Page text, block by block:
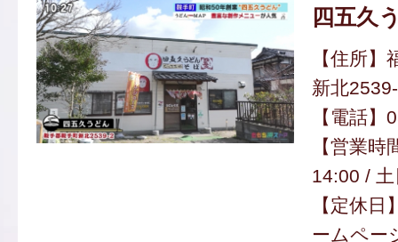
四五久
【住所
新北
【電話
【営業
14:00 /
【定休
ームペー